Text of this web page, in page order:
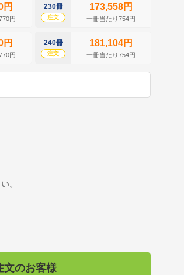
円
円
円
円
230冊
注文
173,558円
一冊当たり754円
240冊
注文
181,104円
一冊当たり754円
。
文のお客様